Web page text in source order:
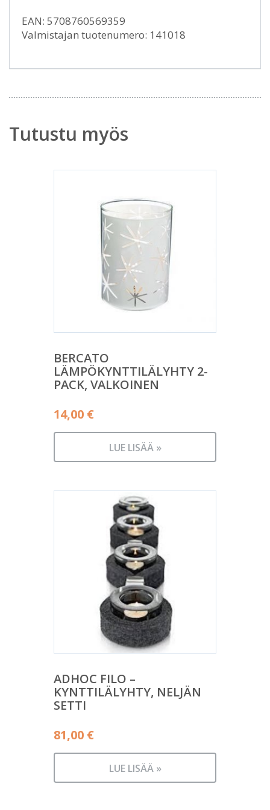
EAN: 5708760569359
Valmistajan tuotenumero: 141018
Tutustu myös
BERCATO
LÄMPÖKYNTTILÄLYHTY 2-
PACK, VALKOINEN
14,00 €
LUE LISÄÄ »
ADHOC FILO –
KYNTTILÄLYHTY, NELJÄN
SETTI
81,00 €
LUE LISÄÄ »